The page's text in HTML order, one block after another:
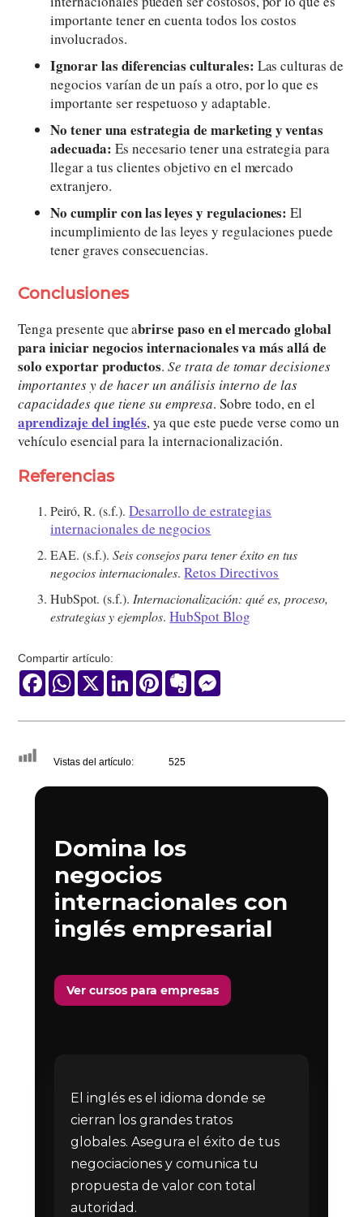
importante tener en cuenta todos los costos
involucrados.
Ignorar las diferencias culturales: Las culturas de
negocios varían de un país a otro, por lo que es
importante ser respetuoso y adaptable.
No tener una estrategia de marketing y ventas
adecuada: Es necesario tener una estrategia para
llegar a tus clientes objetivo en el mercado
extranjero.
No cumplir con las leyes y regulaciones: El
incumplimiento de las leyes y regulaciones puede
tener graves consecuencias.
Conclusiones
Tenga presente que abrirse paso en el mercado global
para iniciar negocios internacionales va más allá de
solo exportar productos.Se trata de tomar decisiones
importantes y de hacer un análisis interno de las
capacidades que tiene su empresa. Sobre todo, en el
aprendizaje del inglés, ya que este puede verse como un
vehículo esencial para la internacionalización.
Referencias
Peiró, R. (s.f.).Desarrollo de estrategias
internacionales de negocios
EAE. (s.f.).Seis consejos para tener éxito en tus
negocios internacionales.Retos Directivos
HubSpot. (s.f.). Internacionalización: qué es, proceso,
estrategias y ejemplos.HubSpot Blog
Compartir artículo:
FacebookWhatsApp
X LinkedInPinterestEvernote
Vistas del artículo: 525
Domina los
negocios
internacionales con
inglés empresarial
Ver cursos para empresas
El inglés es el idioma donde se
cierran los grandes tratos
globales. Asegura el éxito de tus
negociaciones y comunica tu
propuesta de valor con total
autoridad.